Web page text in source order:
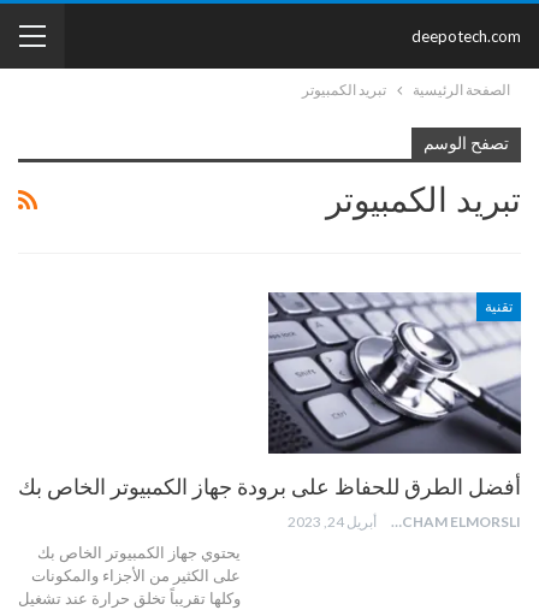
deepotech.com
الصفحة الرئيسية تبريد الكمبيوتر
تصفح الوسم
تبريد الكمبيوتر
تقنية
أفضل الطرق للحفاظ على برودة جهاز الكمبيوتر الخاص بك
HICHAM ELMORSLI أبريل 24, 2023
يحتوي جهاز الكمبيوتر الخاص بك
على الكثير من الأجزاء والمكونات
وكلها تقريباً تخلق حرارة عند تشغيل